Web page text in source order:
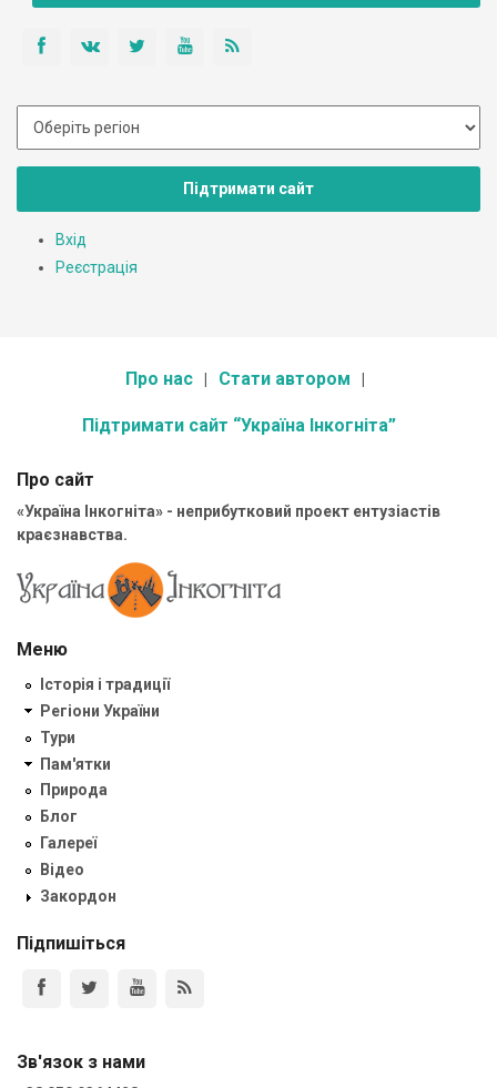
Підтримати сайт
Вхід
Реєстрація
Про нас Стати автором
Підтримати сайт “Україна Інкогніта”
Про сайт
«Україна Інкогніта» - неприбутковий проект ентузіастів
краєзнавства.
Меню
Історія і традиції
Регіони України
Тури
Пам'ятки
Природа
Блог
Галереї
Відео
Закордон
Підпишіться
Зв'язок з нами